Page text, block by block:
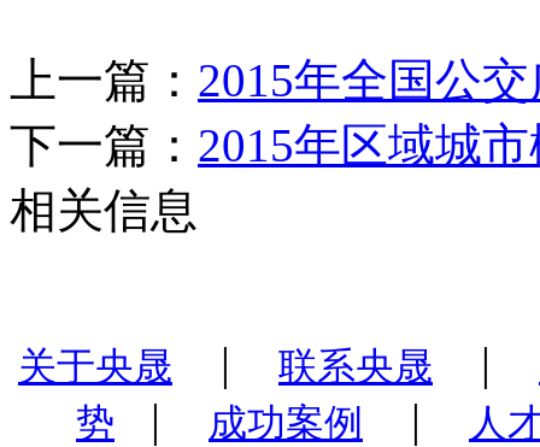
上一篇： 2015年全国公
下一篇： 2015年区域城
相关信息
关于央晟 | 联系央晟 |
势
| 成功案例 |
人